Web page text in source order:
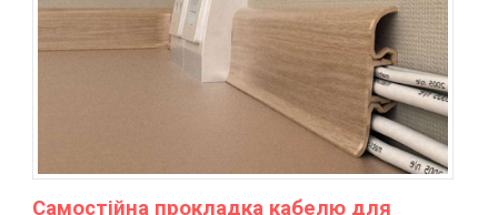
Самостійна прокладка кабелю для